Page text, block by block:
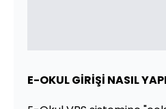
E-OKUL GİRİŞİ NASIL